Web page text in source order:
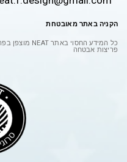
הקניה באתר מאובטחת
כל המידע החסוי באתר NEAT מוצפן
פריצות אבטחה